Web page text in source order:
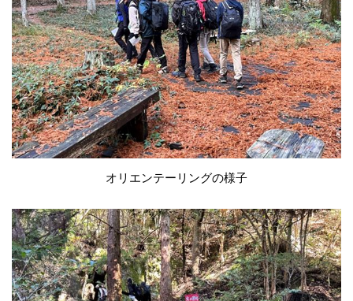
オリエンテーリングの様子